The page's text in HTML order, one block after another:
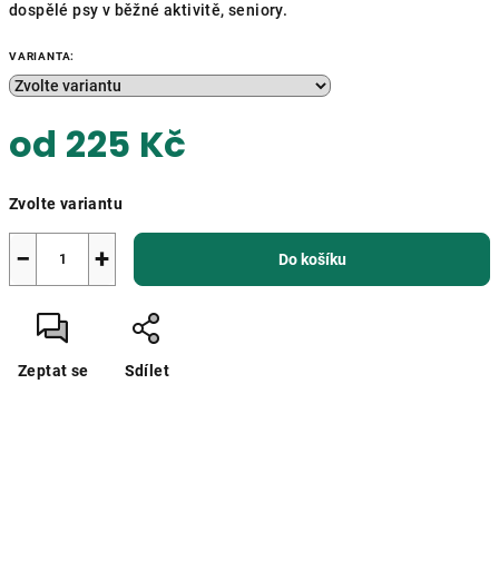
dospělé psy v běžné aktivitě, seniory.
VARIANTA:
od 225 Kč
cena:
Zvolte variantu
+
− Do košíku
Zeptat se Sdílet